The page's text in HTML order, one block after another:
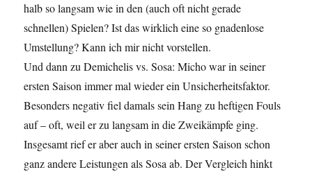
halb so langsam wie in den (auch oft nicht gerade
schnellen) Spielen? Ist das wirklich eine so gnadenlose
Umstellung? Kann ich mir nicht vorstellen.
Und dann zu Demichelis vs. Sosa: Micho war in seiner
ersten Saison immer mal wieder ein Unsicherheitsfaktor.
Besonders negativ fiel damals sein Hang zu heftigen Fouls
auf – oft, weil er zu langsam in die Zweikämpfe ging.
Insgesamt rief er aber auch in seiner ersten Saison schon
ganz andere Leistungen als Sosa ab. Der Vergleich hinkt